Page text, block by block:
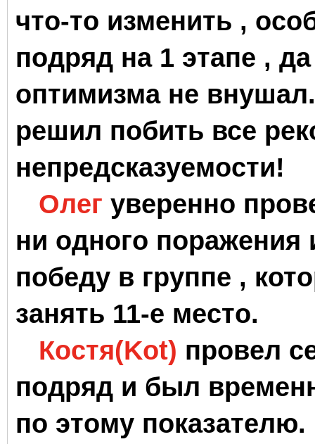
что-то изменить ,
подряд на 1 этапе ,
оптимизма не
решил побить все
непредсказуемости!
Олег уверенно
ни одного
победу в группе ,
занять 11-е место.
Костя(Kot) провел
подряд и был
по этому